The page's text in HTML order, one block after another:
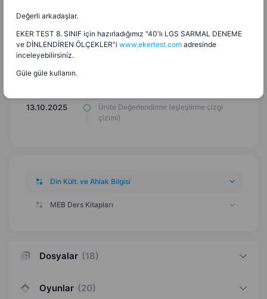
9.03.2026
28.12.2025
Günlük Hayatta Dini İfadeler Kelime Avı
13.10.2025
Ünite Değerlendirme (eşleştirme çizgi
çizimi)
Din Kült. ve Ahlak Bilgisi
MEB Ders Kitapları
Dosyalar (18)
Oyunlar (20)
Değerli arkadaşlar.
EKER TEST 8. SINIF için hazırladığımız "40'lı LGS SARMAL DENEME
ve DİNLENDİREN ÖLÇEKLER"i www.ekertest.com adresinde
inceleyebilirsiniz.
Güle güle kullanın.